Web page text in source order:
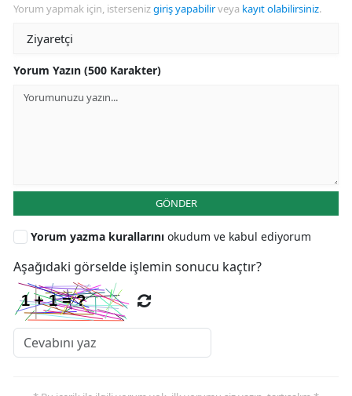
Yorum yapmak için, istersenizgiriş yapabilirveya kayıt olabilirsiniz.
Yorum Yazın (500 Karakter)
GÖNDER
Yorum yazma kurallarını okudum ve kabul ediyorum
Aşağıdaki görselde işlemin sonucu kaçtır?